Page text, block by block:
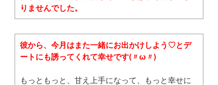
りませんでした。
彼から、今月はまた一緒にお出かけしよう♡とデ
ートにも誘ってくれて幸せです(〃ω〃)
もっともっと、甘え上手になって、もっと幸せに